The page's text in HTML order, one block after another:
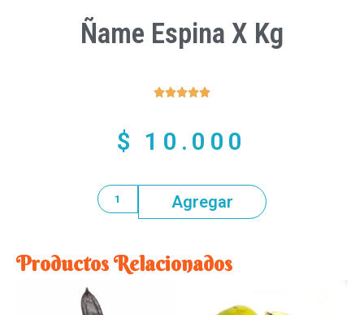
Ñame Espina X Kg

$ 10.000
Agregar
Productos Relacionados